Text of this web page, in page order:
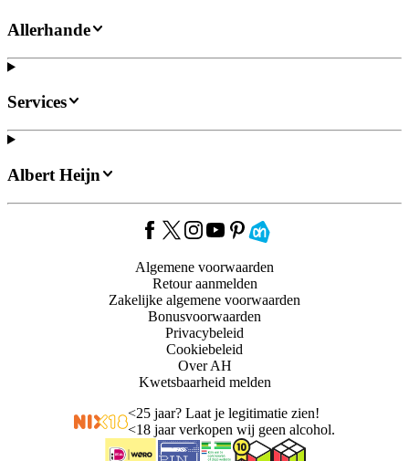
Allerhande
Services
Albert Heijn
Algemene voorwaarden
Retour aanmelden
Zakelijke algemene voorwaarden
Bonusvoorwaarden
Privacybeleid
Cookiebeleid
Over AH
Kwetsbaarheid melden
<25 jaar? Laat je legitimatie zien!
<18 jaar verkopen wij geen alcohol.